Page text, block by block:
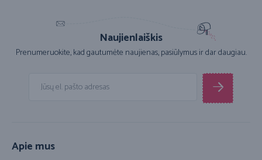
Naujienlaiškis
Prenumeruokite, kad gautumėte naujienas, pasiūlymus ir dar daugiau.
Apie mus